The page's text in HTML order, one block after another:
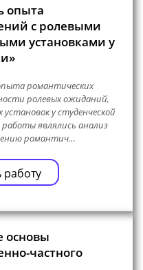
опыта
с ролевыми
установками у
романтических
ролевых ожиданий,
у студенческой
являлись анализ
романтич…
работу
основы
частного